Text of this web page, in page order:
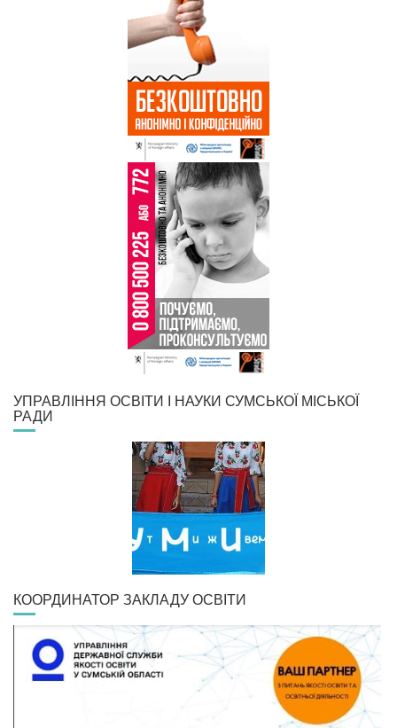
УПРАВЛІННЯ ОСВІТИ І НАУКИ СУМСЬКОЇ МІСЬКОЇ
РАДИ
КООРДИНАТОР ЗАКЛАДУ ОСВІТИ